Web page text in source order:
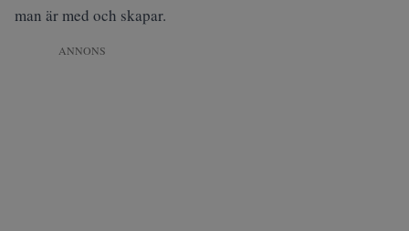
man är med och skapar.
ANNONS